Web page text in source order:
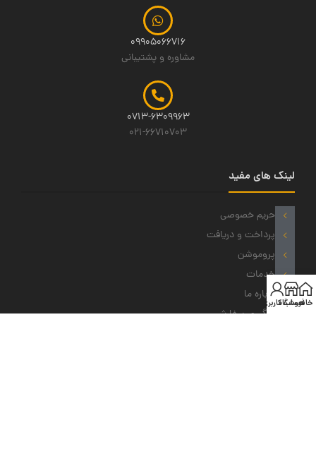
09905066716
مشاوره و پشتیبانی
0713-6309963
021-66710703
لینک های مفید
حریم خصوصی
پرداخت و دریافت
پروموشن
خدمات
درباره ما
پیگیری سفارش
خانهفروشگاه
حساب کاربری من